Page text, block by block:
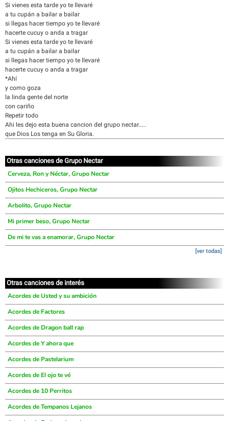
Si vienes esta tarde yo te llevaré
a tu cupán a bailar a bailar
si llegas hacer tiempo yo te llevaré
hacerte cucuy o anda a tragar
Si vienes esta tarde yo te llevaré
a tu cupán a bailar a bailar
si llegas hacer tiempo yo te llevaré
hacerte cucuy o anda a tragar
*Ahí
y como goza
la linda gente del norte
con cariño
Repetir todo
Ahi les dejo esta buena cancion del grupo nectar.....
que Dios Los tenga en Su Gloria.
Otras canciones de Grupo Nectar
Cerveza, Ron y Néctar, Grupo Nectar
Ojitos Hechiceros, Grupo Nectar
Arbolito, Grupo Nectar
Mi primer beso, Grupo Nectar
De mi te vas a enamorar, Grupo Nectar
[ver todas]
Otras canciones de interés
Acordes de Usted y su ambición
Acordes de Factores
Acordes de Dragon ball rap
Acordes de Y ahora que
Acordes de Pastelarium
Acordes de El ojo te vé
Acordes de 10 Perritos
Acordes de Tempanos Lejanos